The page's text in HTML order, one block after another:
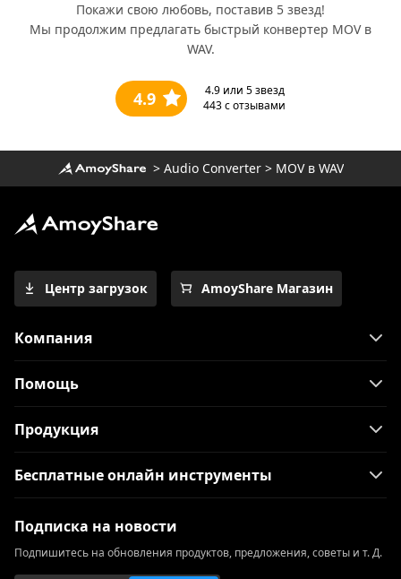
Покажи свою любовь, поставив 5 звезд!
Мы продолжим предлагать быстрый конвертер MOV в
WAV.
4.9 4.9 или 5 звезд
443с отзывами
> Audio Converter> MOV в WAV
Центр загрузок AmoyShare Магазин
Компания
Помощь
Продукция
Бесплатные онлайн инструменты
Подписка на новости
Подпишитесь на обновления продуктов, предложения, советы и т. Д.